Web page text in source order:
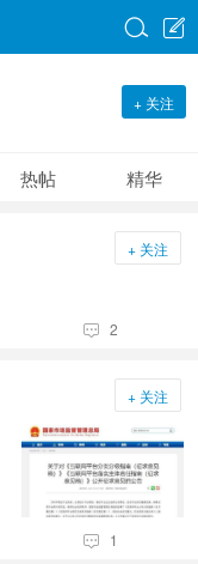


+ 关注
热帖 精华
+ 关注
 2
+ 关注
 1